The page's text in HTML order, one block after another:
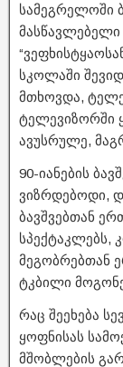
სამეგრელოში
სკოლაში
მთხოვდა,
ტელევიზორში
ავუსრულე,
90-იანების
ვიზრდებოდი,
ბავშვებთან
სპექტაკლებს,
მეგობრებთან
ტკბილი
რაც შეეხება
ყოფნისას
მშობლების